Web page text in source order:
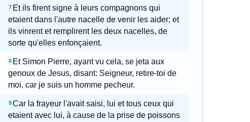
7 Et ils firent signe à leurs compagnons qui
etaient dans l'autre nacelle de venir les aider; et
ils vinrent et remplirent les deux nacelles, de
sorte qu'elles enfonçaient.
8 Et Simon Pierre, ayant vu cela, se jeta aux
genoux de Jesus, disant: Seigneur, retire-toi de
moi, car je suis un homme pecheur.
9 Car la frayeur l'avait saisi, lui et tous ceux qui
etaient avec lui, à cause de la prise de poissons